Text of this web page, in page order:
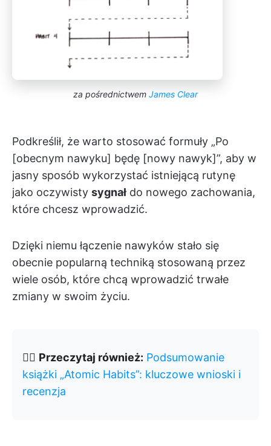
za pośrednictwem James Clear
Podkreślił, że warto stosować formuły „Po
[obecnym nawyku] będę [nowy nawyk]”, aby w
jasny sposób wykorzystać istniejącą rutynę
jako oczywisty sygnał do nowego zachowania,
które chcesz wprowadzić.
Dzięki niemu łączenie nawyków stało się
obecnie popularną techniką stosowaną przez
wiele osób, które chcą wprowadzić trwałe
zmiany w swoim życiu.
👉🏽 Przeczytaj również: Podsumowanie
książki „Atomic Habits”: kluczowe wnioski i
recenzja